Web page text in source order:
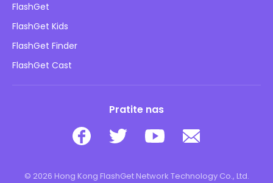
Pravila o privatnosti
Pravila oglašavanja
Ne prodajte moje informacije
Blog
Sigurnost djece online
Preuzimanje
FlashGet
FlashGet Kids
FlashGet Finder
FlashGet Cast
Pratite nas
© 2026 Hong Kong FlashGet Network Technology Co., Ltd.